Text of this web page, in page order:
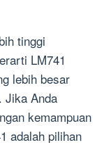
tinggi
LM741
lebih besar
Jika Anda
kemampuan
adalah pilihan